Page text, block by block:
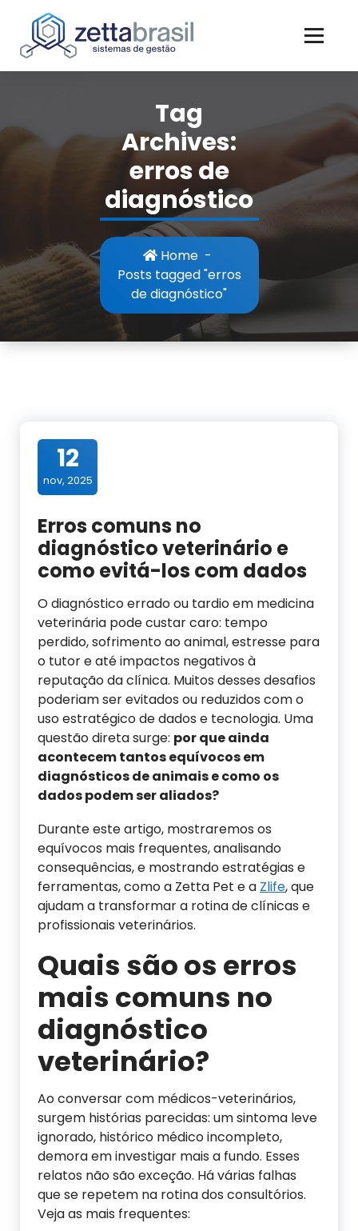
content
Tag
Archives:
erros de
diagnóstico
Home -
Posts tagged "erros
de diagnóstico"
12
nov, 2025
Erros comuns no
diagnóstico veterinário e
como evitá-los com dados
O diagnóstico errado ou tardio em medicina
veterinária pode custar caro: tempo
perdido, sofrimento ao animal, estresse para
o tutor e até impactos negativos à
reputação da clínica. Muitos desses desafios
poderiam ser evitados ou reduzidos com o
uso estratégico de dados e tecnologia. Uma
questão direta surge: por que ainda
acontecem tantos equívocos em
diagnósticos de animais e como os
dados podem ser aliados?
Durante este artigo, mostraremos os
equívocos mais frequentes, analisando
consequências, e mostrando estratégias e
ferramentas, como a Zetta Pet e a Zlife, que
ajudam a transformar a rotina de clínicas e
profissionais veterinários.
Quais são os erros
mais comuns no
diagnóstico
veterinário?
Ao conversar com médicos-veterinários,
surgem histórias parecidas: um sintoma leve
ignorado, histórico médico incompleto,
demora em investigar mais a fundo. Esses
relatos não são exceção. Há várias falhas
que se repetem na rotina dos consultórios.
Veja as mais frequentes: